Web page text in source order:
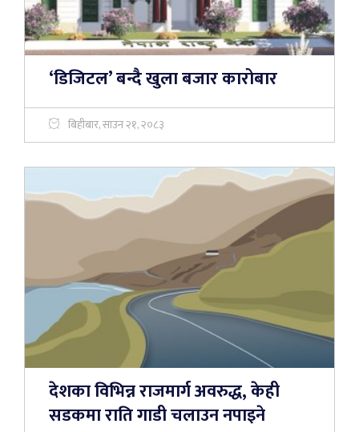
‘डिजिटल’ बन्दै खुला बजार कारोबार
बिहीबार, साउन २१, २०८३
देशका विभिन्न राजमार्ग अवरुद्ध, केही
सडकमा राति गाडी चलाउन नपाइने